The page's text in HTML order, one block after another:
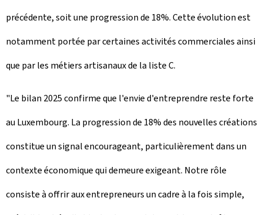
précédente, soit une progression de 18%. Cette évolution est
notamment portée par certaines activités commerciales ainsi
que par les métiers artisanaux de la liste C.
"Le bilan 2025 confirme que l'envie d'entreprendre reste forte
au Luxembourg. La progression de 18% des nouvelles créations
constitue un signal encourageant, particulièrement dans un
contexte économique qui demeure exigeant. Notre rôle
consiste à offrir aux entrepreneurs un cadre à la fois simple,